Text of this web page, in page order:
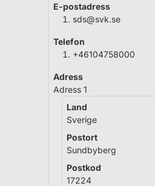
E-postadress
sds@svk.se
Telefon
+46104758000
Adress
Adress 1
Land
Sverige
Postort
Sundbyberg
Postkod
17224